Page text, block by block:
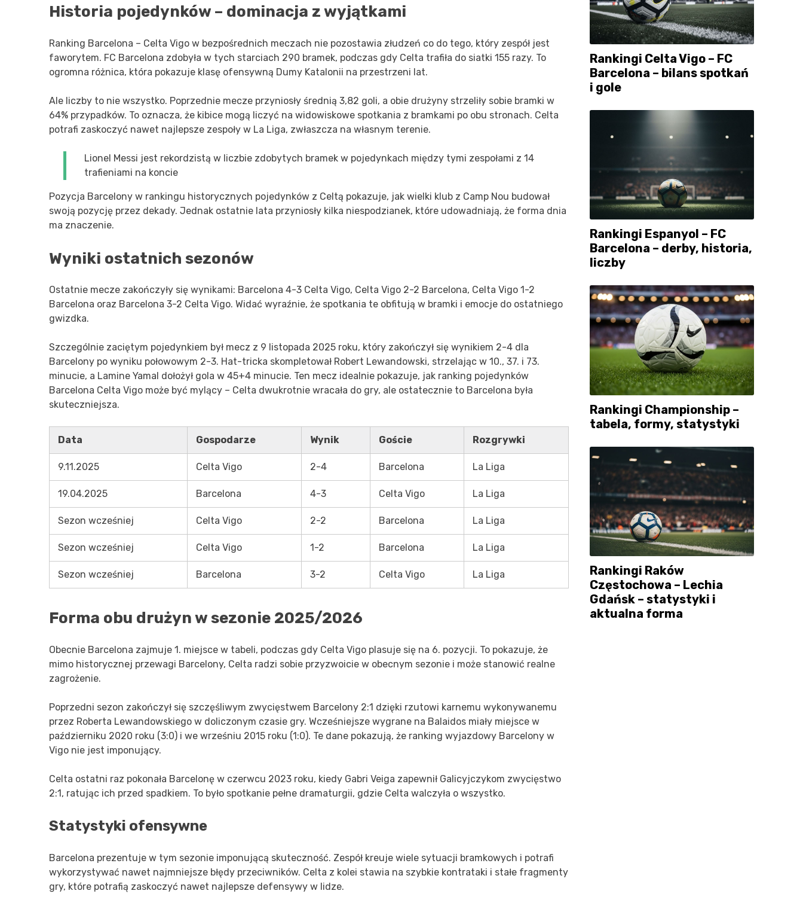
Historia pojedynków – dominacja z wyjątkami
Ranking Barcelona – Celta Vigo w bezpośrednich meczach nie pozostawia złudzeń co do tego, który zespół jest
faworytem. FC Barcelona zdobyła w tych starciach 290 bramek, podczas gdy Celta trafiła do siatki 155 razy. To
ogromna różnica, która pokazuje klasę ofensywną Dumy Katalonii na przestrzeni lat.
Ale liczby to nie wszystko. Poprzednie mecze przyniosły średnią 3,82 goli, a obie drużyny strzeliły sobie bramki w
64% przypadków. To oznacza, że kibice mogą liczyć na widowiskowe spotkania z bramkami po obu stronach. Celta
potrafi zaskoczyć nawet najlepsze zespoły w La Liga, zwłaszcza na własnym terenie.
Lionel Messi jest rekordzistą w liczbie zdobytych bramek w pojedynkach między tymi zespołami z 14
trafieniami na koncie
Pozycja Barcelony w rankingu historycznych pojedynków z Celtą pokazuje, jak wielki klub z Camp Nou budował
swoją pozycję przez dekady. Jednak ostatnie lata przyniosły kilka niespodzianek, które udowadniają, że forma dnia
ma znaczenie.
Wyniki ostatnich sezonów
Ostatnie mecze zakończyły się wynikami: Barcelona 4-3 Celta Vigo, Celta Vigo 2-2 Barcelona, Celta Vigo 1-2
Barcelona oraz Barcelona 3-2 Celta Vigo. Widać wyraźnie, że spotkania te obfitują w bramki i emocje do ostatniego
gwizdka.
Szczególnie zaciętym pojedynkiem był mecz z 9 listopada 2025 roku, który zakończył się wynikiem 2-4 dla
Barcelony po wyniku połowowym 2-3. Hat-tricka skompletował Robert Lewandowski, strzelając w 10., 37. i 73.
minucie, a Lamine Yamal dołożył gola w 45+4 minucie. Ten mecz idealnie pokazuje, jak ranking pojedynków
Barcelona Celta Vigo może być mylący – Celta dwukrotnie wracała do gry, ale ostatecznie to Barcelona była
skuteczniejsza.
Data Gospodarze Wynik Goście Rozgrywki
9.11.2025 Celta Vigo 2-4 Barcelona La Liga
19.04.2025 Barcelona 4-3 Celta Vigo La Liga
Sezon wcześniej Celta Vigo 2-2 Barcelona La Liga
Sezon wcześniej Celta Vigo 1-2 Barcelona La Liga
Sezon wcześniej Barcelona 3-2 Celta Vigo La Liga
Forma obu drużyn w sezonie 2025/2026
Obecnie Barcelona zajmuje 1. miejsce w tabeli, podczas gdy Celta Vigo plasuje się na 6. pozycji. To pokazuje, że
mimo historycznej przewagi Barcelony, Celta radzi sobie przyzwoicie w obecnym sezonie i może stanowić realne
zagrożenie.
Poprzedni sezon zakończył się szczęśliwym zwycięstwem Barcelony 2:1 dzięki rzutowi karnemu wykonywanemu
przez Roberta Lewandowskiego w doliczonym czasie gry. Wcześniejsze wygrane na Balaidos miały miejsce w
październiku 2020 roku (3:0) i we wrześniu 2015 roku (1:0). Te dane pokazują, że ranking wyjazdowy Barcelony w
Vigo nie jest imponujący.
Celta ostatni raz pokonała Barcelonę w czerwcu 2023 roku, kiedy Gabri Veiga zapewnił Galicyjczykom zwycięstwo
2:1, ratując ich przed spadkiem. To było spotkanie pełne dramaturgii, gdzie Celta walczyła o wszystko.
Statystyki ofensywne
Barcelona prezentuje w tym sezonie imponującą skuteczność. Zespół kreuje wiele sytuacji bramkowych i potrafi
wykorzystywać nawet najmniejsze błędy przeciwników. Celta z kolei stawia na szybkie kontrataki i stałe fragmenty
gry, które potrafią zaskoczyć nawet najlepsze defensywy w lidze.
Rankingi Celta Vigo – FC
Barcelona – bilans spotkań
i gole
Rankingi Espanyol – FC
Barcelona – derby, historia,
liczby
Rankingi Championship –
tabela, formy, statystyki
Rankingi Raków
Częstochowa – Lechia
Gdańsk – statystyki i
aktualna forma